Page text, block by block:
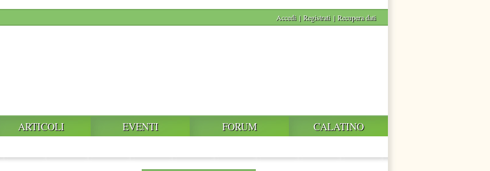
Accedi | Registrati | Recupera dati
ARTICOLI EVENTI FORUM CALATINO